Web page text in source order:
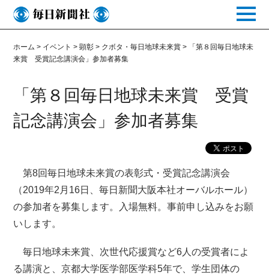
toggle
ホーム > イベント >顕彰 > クボタ・毎日地球未来賞 >
「第８回毎日地球未
来賞 受賞記念講演会」参加者募集
「第８回毎日地球未来賞 受賞
記念講演会」参加者募集
第8回毎日地球未来賞の表彰式・受賞記念講演会
（2019年2月16日、毎日新聞大阪本社オーバルホール）
の参加者を募集します。入場無料。事前申し込みをお願
いします。
毎日地球未来賞、次世代応援賞など6人の受賞者によ
る講演と、京都大学医学部医学科5年で、学生団体の